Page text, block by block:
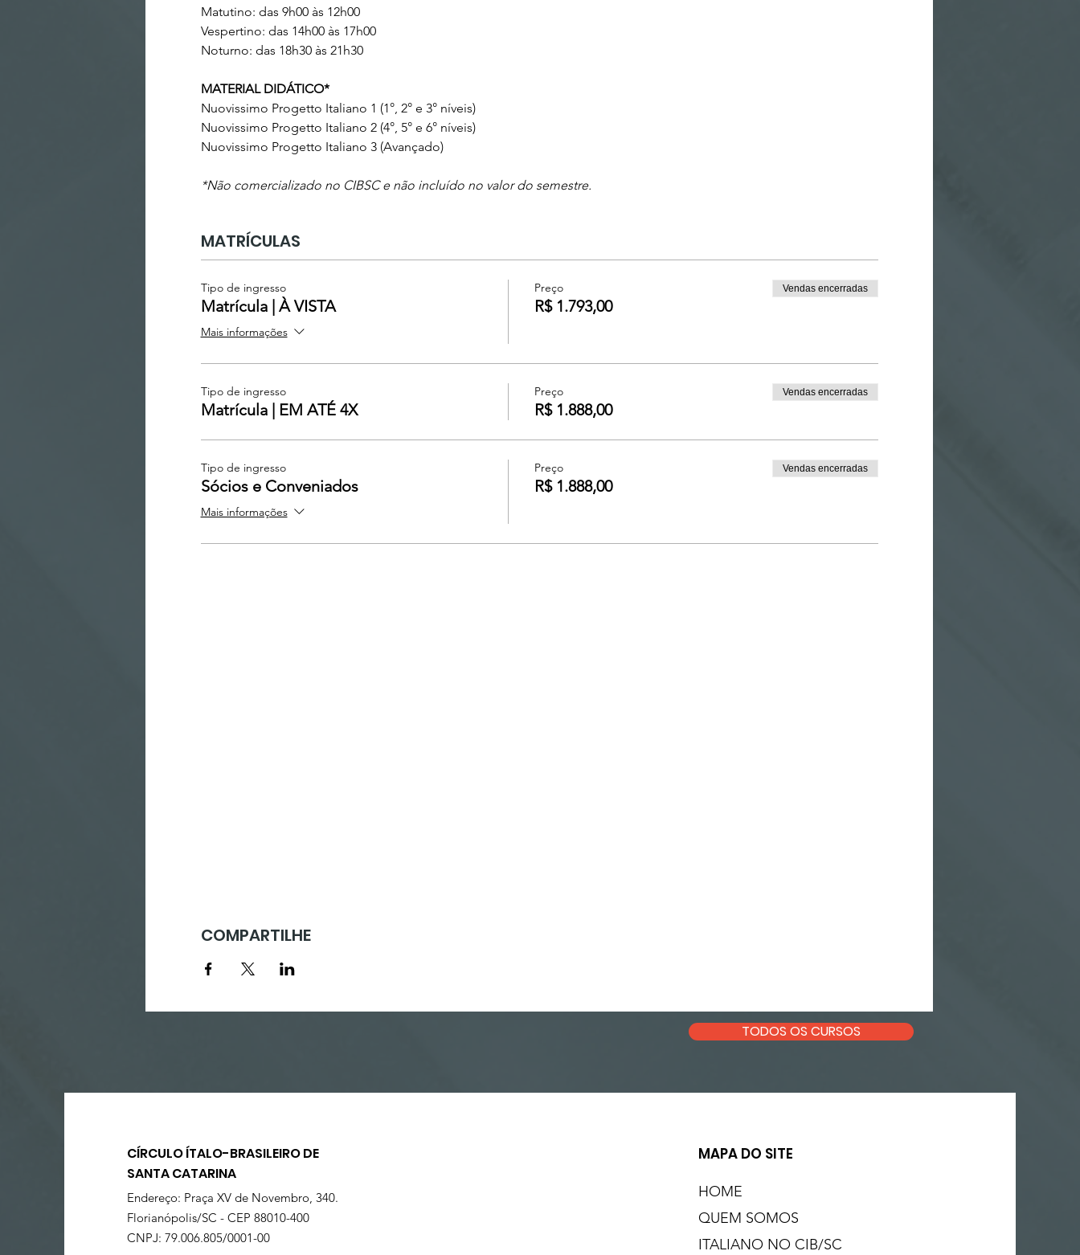
Matutino: das 9h00 às 12h00
Vespertino: das 14h00 às 17h00
Noturno: das 18h30 às 21h30
MATERIAL DIDÁTICO*
Nuovissimo Progetto Italiano 1 (1°, 2° e 3° níveis)
Nuovissimo Progetto Italiano 2 (4°, 5° e 6° níveis)
Nuovissimo Progetto Italiano 3 (Avançado)
*Não comercializado no CIBSC e não incluído no valor do semestre.
MATRÍCULAS
Tipo de ingresso
Matrícula | À VISTA
Mais informações
Preço
R$ 1.793,00
Vendas encerradas
Tipo de ingresso
Matrícula | EM ATÉ 4X
Preço
R$ 1.888,00
Vendas encerradas
Tipo de ingresso
​Sócios e Conveniados​
Mais informações
Preço
R$ 1.888,00
Vendas encerradas
COMPARTILHE
TODOS OS CURSOS
CÍRCULO ÍTALO-BRASILEIRO DE
SANTA CATARINA
Endereço: Praça XV de Novembro, 340.
Florianópolis/SC - CEP 88010-400
CNPJ: 79.006.805/0001-00
MAPA DO SITE
HOME
QUEM SOMOS
ITALIANO NO CIB/SC